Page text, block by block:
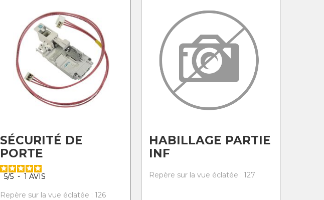
SÉCURITÉ DE
PORTE
5/5 - 1 AVIS
Repère sur la vue éclatée : 126
HABILLAGE PARTIE
INF
Repère sur la vue éclatée : 127